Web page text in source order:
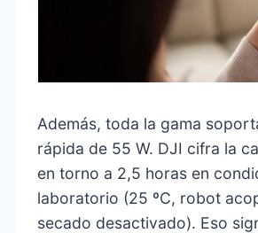
Además, toda la gama
rápida de 55 W. DJI cifra la
en torno a 2,5 horas en
laboratorio (25 ºC, robot
secado desactivado). Eso